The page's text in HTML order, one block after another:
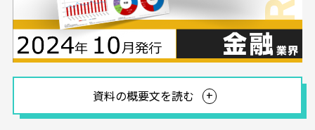
資料の概要文を読む